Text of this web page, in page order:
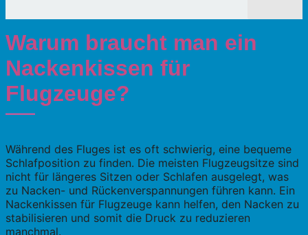
Warum braucht man ein
Nackenkissen für
Flugzeuge?
Während des Fluges ist es oft schwierig, eine bequeme
Schlafposition zu finden. Die meisten Flugzeugsitze sind
nicht für längeres Sitzen oder Schlafen ausgelegt, was
zu Nacken- und Rückenverspannungen führen kann. Ein
Nackenkissen für Flugzeuge kann helfen, den Nacken zu
stabilisieren und somit die Druck zu reduzieren
manchmal.